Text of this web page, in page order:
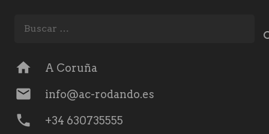
home A Coruña
mail info@ac-rodando.es
phone +34 630735555